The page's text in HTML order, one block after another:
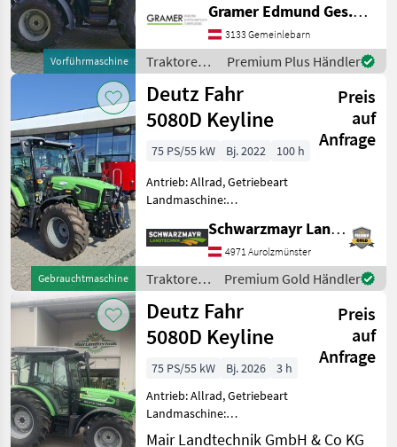
Vorführmaschine
Kabine,
Zapfwellendrehzahl:
540/540E/1000,
Höchstgeschwindigkeit in
km/h: 40 km/h, Aufladung:
Turbol
Gramer Edmund Ges.m.b.H.
3133 Gemeinlebarn
Traktoren /
Deutz Fahr
Premium Plus Händler
Gebrauchtmaschine
Deutz Fahr
5080D Keyline
Preis
auf
Anfrage
75 PS/55 kW Bj. 2022
100 h
Antrieb: Allrad, Getriebeart
Landmaschine:
Plattform: Kabine,
Zapfwellendrehzahl:
540/540E,
Höchstgeschwindigkeit in
km/h: 40 km/h, Aufladung:
Turbola
Schwarzmayr Landtechnik GmbH - Aurolzmünster
4971 Aurolzmünster
Traktoren
/ Deutz
Fahr
Premium Gold Händler
Deutz Fahr
5080D Keyline
Preis
auf
Anfrage
75 PS/55 kW Bj. 2026
3 h
Antrieb: Allrad, Getriebeart
Landmaschine:
Lastschaltgetriebe,
Mair Landtechnik GmbH & Co KG